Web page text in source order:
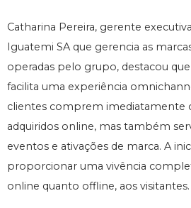
Catharina Pereira, gerente
Iguatemi SA que gerencia as
operadas pelo grupo, destacou
facilita uma experiência
clientes comprem imediatamente
adquiridos online, mas também
eventos e ativações de marca. A
proporcionar uma vivência
online quanto offline, aos visitantes.